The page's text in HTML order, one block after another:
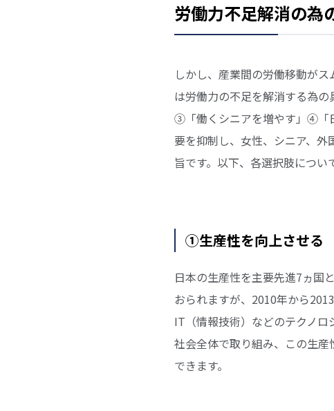
労働力不足解消の為
しかし、産業間の労働移動が
は労働力の不足を解消する為
③「働くシニアを増やす」④「
要を抑制し、女性、シニア、
旨です。以下、各選択肢につい
①生産性を向上させる
日本の生産性を主要先進7ヵ国
おられますが、2010年から
IT（情報技術）などのテクノ
社会全体で取り組み、この生
できます。